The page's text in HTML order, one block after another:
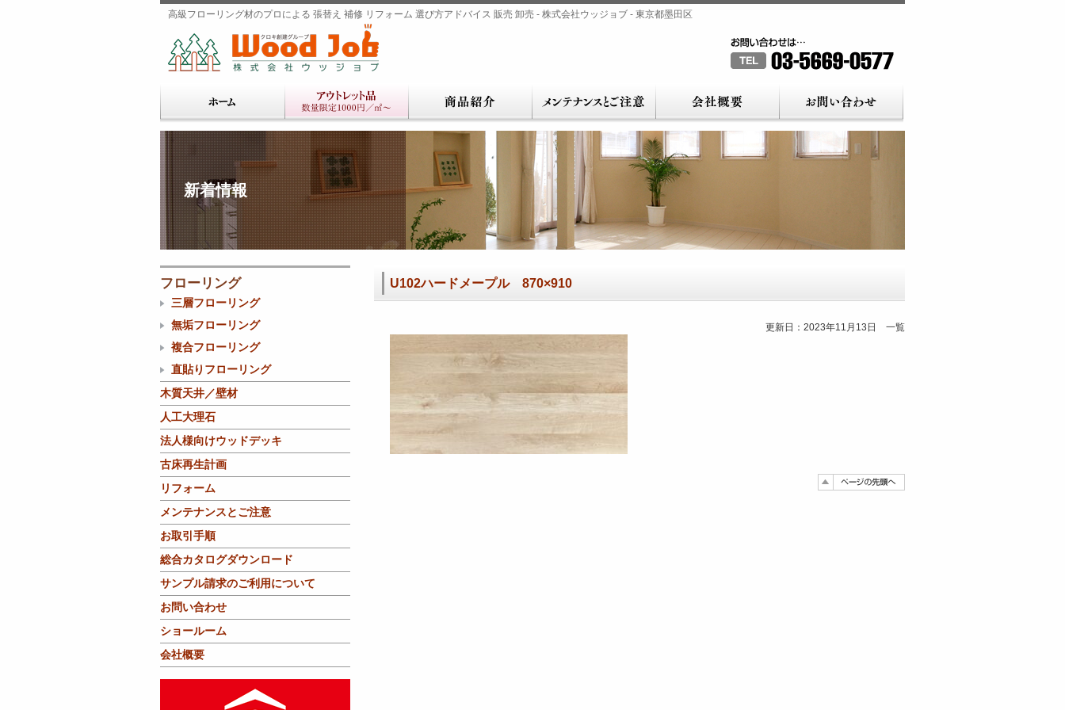
高級フローリング材のプロによる 張替え 補修 リフォーム 選び方アドバイス 販売 卸売 - 株式会社ウッジョブ - 東京都墨田区
新着情報
U102ハードメープル 870×910
更新日：2023年11月13日 一覧
フローリング
三層フローリング
無垢フローリング
複合フローリング
直貼りフローリング
木質天井／壁材
人工大理石
法人様向けウッドデッキ
古床再生計画
リフォーム
メンテナンスとご注意
お取引手順
総合カタログダウンロード
サンプル請求のご利用について
お問い合わせ
ショールーム
会社概要